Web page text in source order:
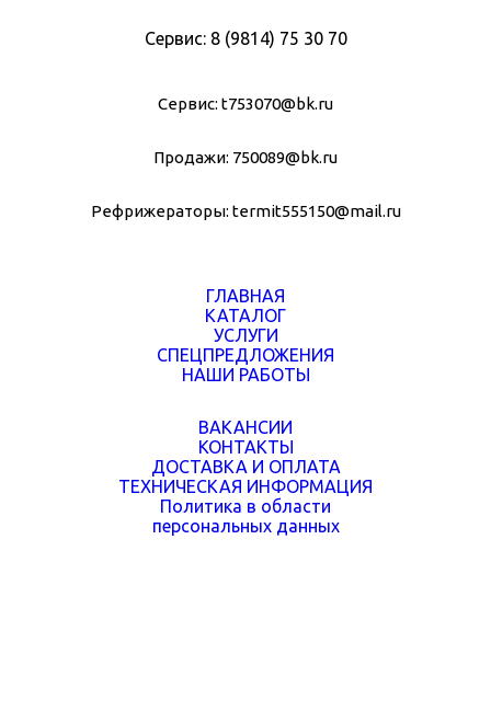
Сервис: 8 (9814) 75 30 70
Сервис: t753070@bk.ru
Продажи: 750089@bk.ru
Рефрижераторы: termit555150@mail.ru
ГЛАВНАЯ
КАТАЛОГ
УСЛУГИ
СПЕЦПРЕДЛОЖЕНИЯ
НАШИ РАБОТЫ
ВАКАНСИИ
КОНТАКТЫ
ДОСТАВКА И ОПЛАТА
ТЕХНИЧЕСКАЯ ИНФОРМАЦИЯ
Политика в области
персональных данных